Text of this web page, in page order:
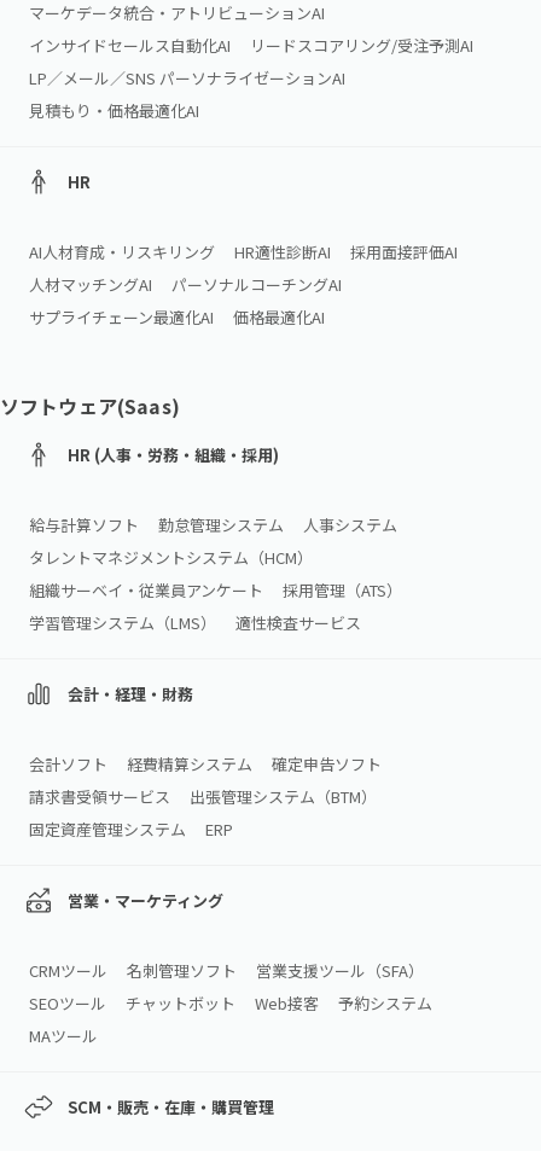
マーケデータ統合・アトリビューションAI
インサイドセールス自動化AI
リードスコアリング/受注予測AI
LP／メール／SNS パーソナライゼーションAI
見積もり・価格最適化AI
HR
AI人材育成・リスキリング HR適性診断AI
採用面接評価AI
人材マッチングAI
パーソナルコーチングAI
サプライチェーン最適化AI
価格最適化AI
ソフトウェア(Saas)
HR (人事・労務・組織・採用)
給与計算ソフト 勤怠管理システム
人事システム
タレントマネジメントシステム（HCM）
組織サーベイ・従業員アンケート
採用管理（ATS）
学習管理システム（LMS）
適性検査サービス
会計・経理・財務
会計ソフト 経費精算システム
確定申告ソフト
請求書受領サービス
出張管理システム（BTM）
固定資産管理システム
ERP
営業・マーケティング
CRMツール 名刺管理ソフト
営業支援ツール（SFA）
SEOツール
チャットボット Web接客
予約システム
MAツール
SCM・販売・在庫・購買管理